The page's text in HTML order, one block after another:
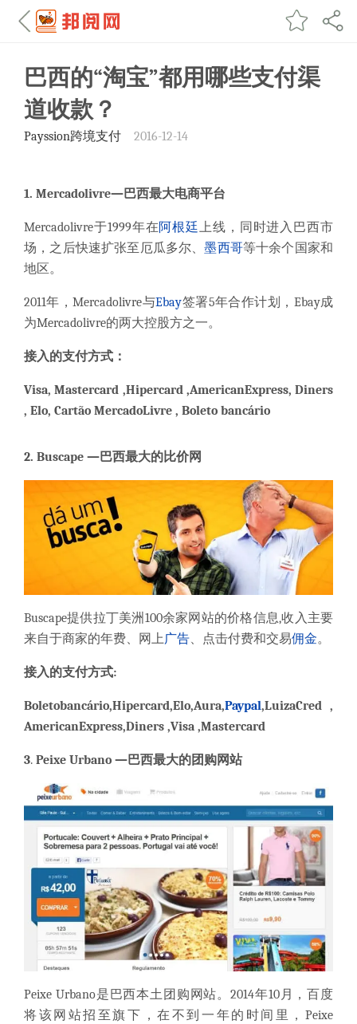
巴西的“淘宝”都用哪些支付渠
道收款？
Payssion跨境支付 2016-12-14
1. Mercadolivre—巴西最大电商平台
Mercadolivre于1999年在阿根廷上线，同时进入巴西市
场，之后快速扩张至厄瓜多尔、墨西哥等十余个国家和
地区。
2011年，Mercadolivre与Ebay签署5年合作计划，Ebay成
为Mercadolivre的两大控股方之一。
接入的支付方式：
Visa,Mastercard ,Hipercard ,AmericanExpress, Diners
, Elo, Cartão MercadoLivre , Boleto bancário
2. Buscape —巴西最大的比价网
Buscape提供拉丁美洲 100余家网站的价格信息,收入主要
来自于商家的年费、网上 广告 、点击付费和交易佣金。
接入的支付方式:
Boletobancário,Hipercard,Elo,Aura,Paypal,LuizaCred ,
AmericanExpress,Diners ,Visa ,Mastercard
3. Peixe Urbano —巴西最大的团购网站
Peixe Urbano是巴西本土 团购 网站。2014年10月，百度
将该网站招至旗下，在不到一年的时间里，Peixe